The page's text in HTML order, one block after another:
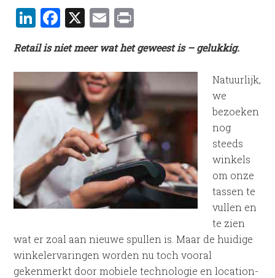
LinkedIn
Facebook
X Email
Retail is niet meer wat het geweest is – gelukkig.
Natuurlijk,
we
bezoeken
nog
steeds
winkels
om onze
tassen te
vullen en
te zien
wat er zoal aan nieuwe spullen is. Maar de huidige
winkelervaringen worden nu toch vooral
gekenmerkt door mobiele technologie en location-